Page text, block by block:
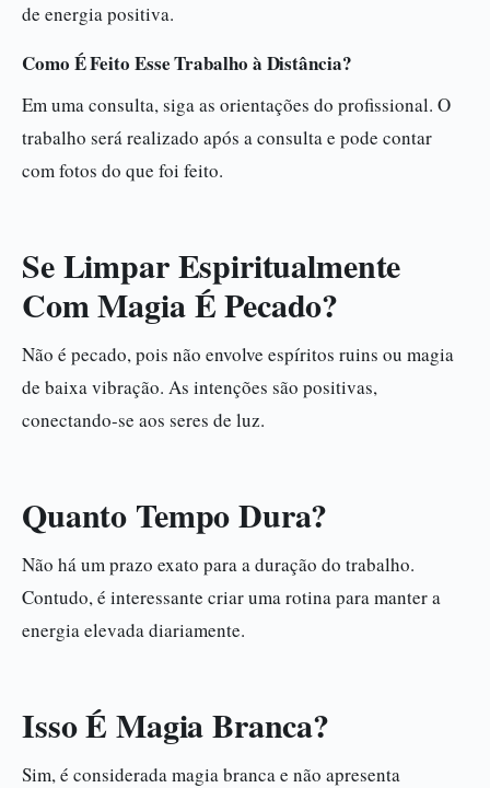
de energia positiva.
Como É Feito Esse Trabalho à Distância?
Em uma consulta, siga as orientações do profissional. O
trabalho será realizado após a consulta e pode contar
com fotos do que foi feito.
Se Limpar Espiritualmente
Com Magia É Pecado?
Não é pecado, pois não envolve espíritos ruins ou magia
de baixa vibração. As intenções são positivas,
conectando-se aos seres de luz.
Quanto Tempo Dura?
Não há um prazo exato para a duração do trabalho.
Contudo, é interessante criar uma rotina para manter a
energia elevada diariamente.
Isso É Magia Branca?
Sim, é considerada magia branca e não apresenta